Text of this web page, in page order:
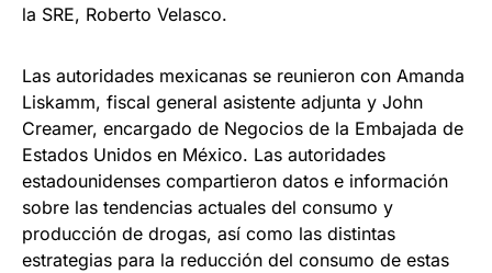
la SRE, Roberto Velasco.
Las autoridades mexicanas se reunieron con Amanda
Liskamm, fiscal general asistente adjunta y John
Creamer, encargado de Negocios de la Embajada de
Estados Unidos en México. Las autoridades
estadounidenses compartieron datos e información
sobre las tendencias actuales del consumo y
producción de drogas, así como las distintas
estrategias para la reducción del consumo de estas